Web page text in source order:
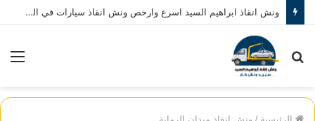
ونش انقاذ ابراهيم السيد اسرع وارخص ونش انقاذ سيارات في المنصورة نصلك في خلال 10 دقائق بحد اقصي اتصل بنا الان 01080793999
بحث